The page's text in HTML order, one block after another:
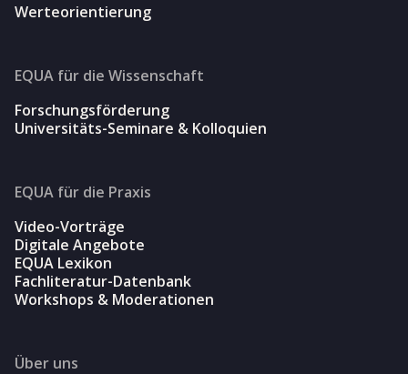
Werteorientierung
EQUA für die Wissenschaft
Forschungsförderung
Universitäts-Seminare & Kolloquien
EQUA für die Praxis
Video-Vorträge
Digitale Angebote
EQUA Lexikon
Fachliteratur-Datenbank
Workshops & Moderationen
Über uns